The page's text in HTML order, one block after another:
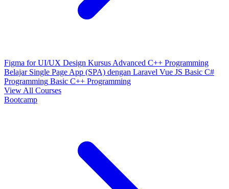
Figma for UI/UX Design Kursus Advanced C++ Programming
Belajar Single Page App (SPA) dengan Laravel Vue JS Basic C#
Programming Basic C++ Programming
View All Courses
Bootcamp